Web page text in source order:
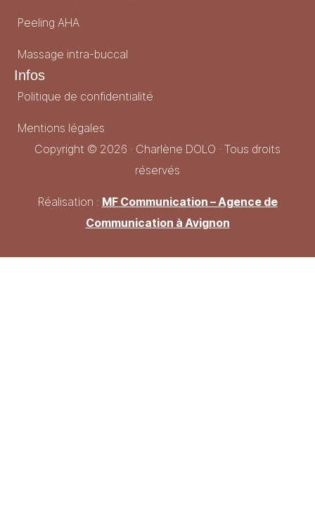
Peeling AHA
Massage intra-buccal
Infos
Politique de confidentialité
Mentions légales
Copyright © 2026 · Charlène DOLO · Tous droits
réservés
Réalisation : MF Communication – Agence de
Communication à Avignon